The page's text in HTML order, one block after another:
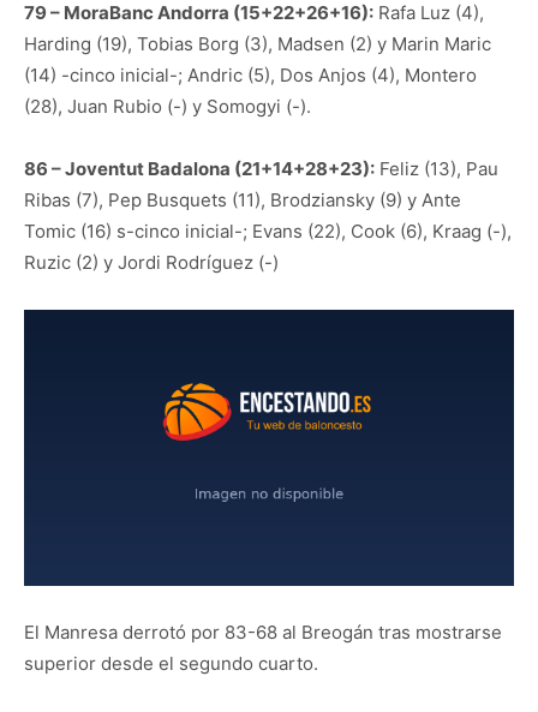
79 – MoraBanc Andorra (15+22+26+16): Rafa Luz (4),
Harding (19), Tobias Borg (3), Madsen (2) y Marin Maric
(14) -cinco inicial-; Andric (5), Dos Anjos (4), Montero
(28), Juan Rubio (-) y Somogyi (-).
86 – Joventut Badalona (21+14+28+23): Feliz (13), Pau
Ribas (7), Pep Busquets (11), Brodziansky (9) y Ante
Tomic (16) s-cinco inicial-; Evans (22), Cook (6), Kraag (-),
Ruzic (2) y Jordi Rodríguez (-)
El Manresa derrotó por 83-68 al Breogán tras mostrarse
superior desde el segundo cuarto.